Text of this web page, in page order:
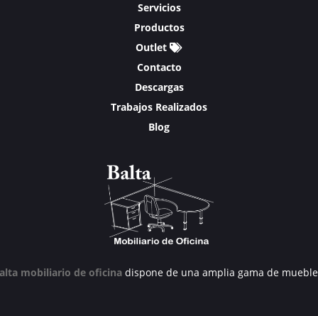
Servicios
Productos
Outlet
Contacto
Descargas
Trabajos Realizados
Blog
mobiliario de oficinadispone de una amplia gama de